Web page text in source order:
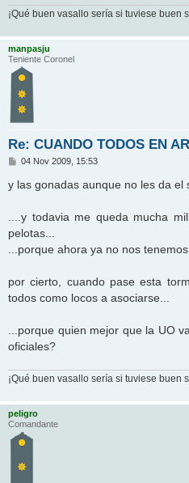
¡Qué buen vasallo sería si tuviese buen
manpasju
Teniente Coronel
Re: CUANDO TODOS EN
M
n
s
e
04 Nov 2009, 15:53
y las gonadas aunque no les da el
....y todavia me queda mucha
pelotas...
...porque ahora ya no nos
por cierto, cuando pase esta
todos como locos a asociarse...
...porque quien mejor que la UO
oficiales?
¡Qué buen vasallo sería si tuviese buen
peligro
Comandante